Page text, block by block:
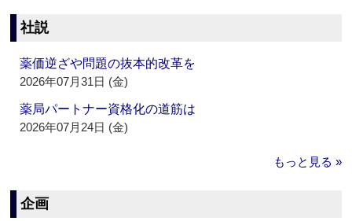
社説
薬価逆ざや問題の抜本的改革を
2026年07月31日 (金)
薬局パートナー資格化の道筋は
2026年07月24日 (金)
もっと見る »
企画